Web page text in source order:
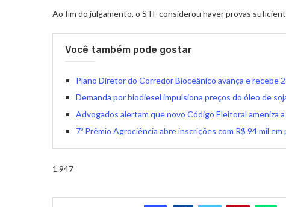
Ao fim do julgamento, o STF considerou haver provas
Você também pode gostar
Plano Diretor do Corredor Bioceânico avança e
Demanda por biodiesel impulsiona preços do óleo de
Advogados alertam que novo Código Eleitoral ameniza a
7º Prêmio Agrociência abre inscrições com R$ 94 mil
1.947